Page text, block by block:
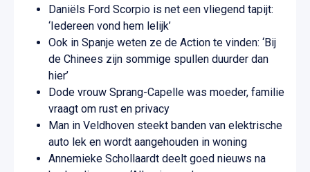
Daniëls Ford Scorpio is net een vliegend tapijt:
‘Iedereen vond hem lelijk’
Ook in Spanje weten ze de Action te vinden: ‘Bij
de Chinees zijn sommige spullen duurder dan
hier’
Dode vrouw Sprang-Capelle was moeder, familie
vraagt om rust en privacy
Man in Veldhoven steekt banden van elektrische
auto lek en wordt aangehouden in woning
Annemieke Schollaardt deelt goed nieuws na